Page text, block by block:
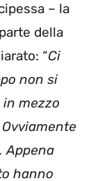
– la
della
“Ci
non si
mezzo
Appena
hanno